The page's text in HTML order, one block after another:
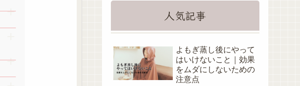
人気記事
よもぎ蒸し後にやって
はいけないこと｜効果
をムダにしないための
注意点